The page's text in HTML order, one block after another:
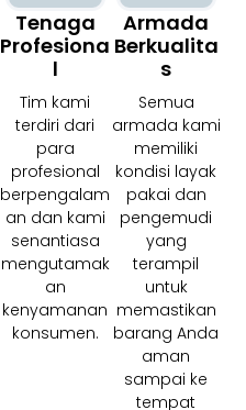
Tenaga
Profesiona
L
Tim kami
terdiri dari
para
profesional
berpengalam
an dan kami
senantiasa
mengutamak
an
kenyamanan
konsumen.
Armada
Berkualita
S
Semua
armada kami
memiliki
kondisi layak
pakai dan
pengemudi
yang
terampil
untuk
memastikan
barang Anda
aman
sampai ke
tempat